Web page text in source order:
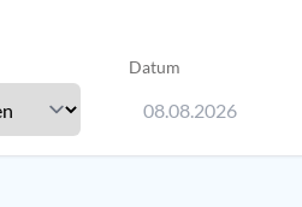
Datum
08.08.2026